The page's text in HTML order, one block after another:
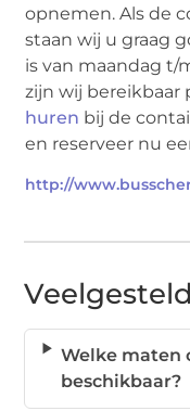
opnemen. Als de
staan wij u graag
is van maandag t/
zijn wij bereikbaar
huren bij de
en reserveer nu
http://
Welke maten
beschikbaar?